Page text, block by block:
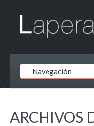
ARCHIVOS